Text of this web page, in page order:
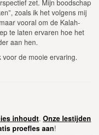
zet. Mijn boodschap
zoals ik het volgens mij
vooral om de Kalah-
te laten ervaren hoe het
aan hen.
voor de mooie ervaring.
inhoudt. Onze lestijden
proefles aan!